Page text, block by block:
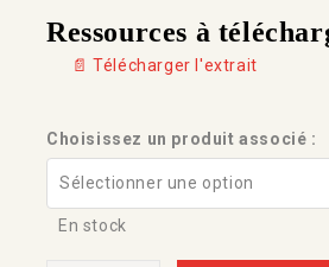
Ressources à
📄 Télécharger l'extrait
Choisissez un produit associé :
En stock